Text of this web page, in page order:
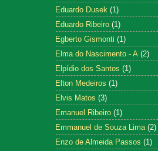
Eduardo Dusek (1)
Eduardo Ribeiro (1)
Egberto Gismonti (1)
Elma do Nascimento - A (2)
Elpídio dos Santos (1)
Elton Medeiros (1)
Elvis Matos (3)
Emanuel Ribeiro (1)
Emmanuel de Souza Lima (2)
Enzo de Almeida Passos (1)